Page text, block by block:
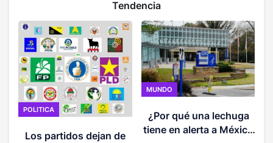
Tendencia
POLITICA
Los partidos dejan de
MUNDO
¿Por qué una lechuga
tiene en alerta a México